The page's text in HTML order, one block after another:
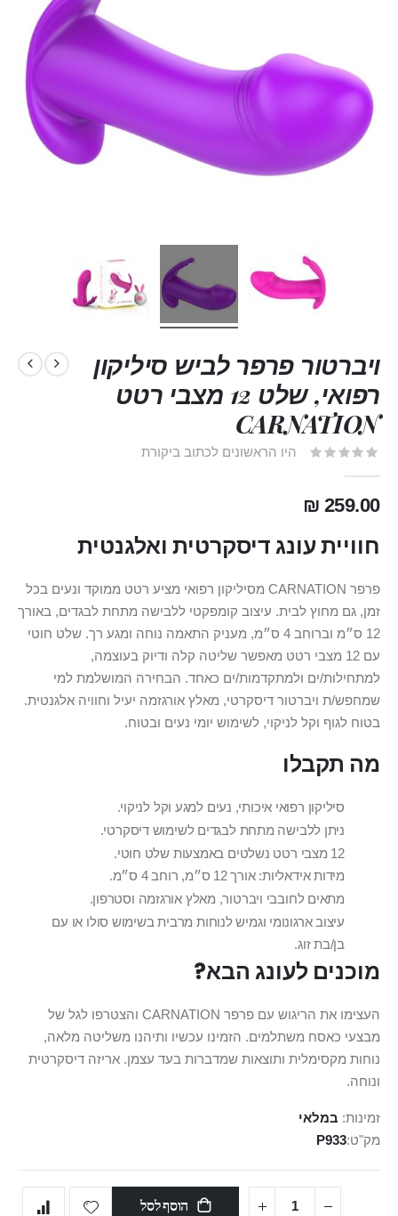
ויברטור פרפר לביש סיליקון
רפואי, שלט 12 מצבי רטט
CARNATION
היו הראשונים לכתוב ביקורת
259.00 ₪
חוויית עונג דיסקרטית ואלגנטית
פרפר CARNATION מסיליקון רפואי מציע רטט ממוקד ונעים בכל
זמן, גם מחוץ לבית. עיצוב קומפקטי ללבישה מתחת לבגדים, באורך
12 ס״מ וברוחב 4 ס״מ, מעניק התאמה נוחה ומגע רך. שלט חוטי
עם 12 מצבי רטט מאפשר שליטה קלה ודיוק בעוצמה,
למתחילות/ים ולמתקדמות/ים כאחד. הבחירה המושלמת למי
שמחפש/ת ויברטור דיסקרטי, מאלץ אורגזמה יעיל וחוויה אלגנטית.
בטוח לגוף וקל לניקוי, לשימוש יומי נעים ובטוח.
מה תקבלו
סיליקון רפואי איכותי, נעים למגע וקל לניקוי.
ניתן ללבישה מתחת לבגדים לשימוש דיסקרטי.
12 מצבי רטט נשלטים באמצעות שלט חוטי.
מידות אידאליות: אורך 12 ס״מ, רוחב 4 ס״מ.
מתאים לחובבי ויברטור, מאלץ אורגזמה וסטרפון.
עיצוב ארגונומי וגמיש לנוחות מרבית בשימוש סולו או עם
בן/בת זוג.
מוכנים לעונג הבא?
העצימו את הריגוש עם פרפר CARNATION והצטרפו לגל של
מבצעי כאסח משתלמים. הזמינו עכשיו ותיהנו משליטה מלאה,
נוחות מקסימלית ותוצאות שמדברות בעד עצמן. אריזה דיסקרטית
ונוחה.
זמינות: במלאי
מק"ט P933
הוסף לסל